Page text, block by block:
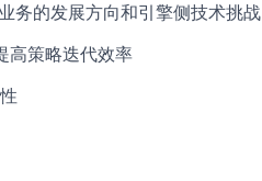
务的发展方向和引擎侧技术挑战
高策略迭代效率